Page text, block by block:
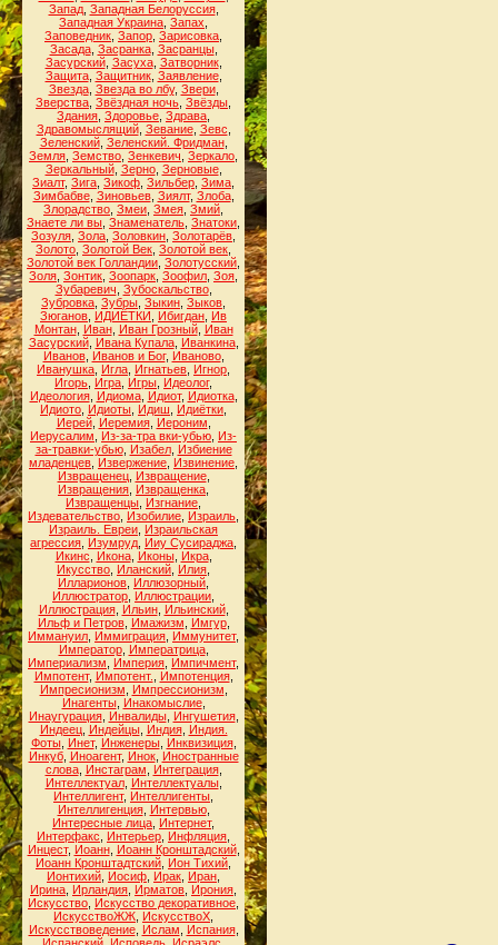
Запад, Западная Белоруссия,
Западная Украина Запах
Заповедник Запор Зарисовка
Засада, Засранка, Засранцы,
Засурский, Засуха, Затворник,
Защита, Защитник, Заявление,
Звезда, Звезда во лбу, Звери,
Зверства Звёздная ночь Звёзды
Здания Здоровье Здрава
Здравомыслящий, Зевание, Зевс
Зеленский, Зеленский. Фридман,
Земля Земство Зенкевич Зеркало
Зеркальный, Зерно, Зерновые,
Зиалт, Зига Зикоф Зильбер Зима
Зимбабве, Зиновьев, Зиялт, Злоба,
Злорадство Змеи Змея Змий
Знаете ли вы Знаменатель Знатоки
Зозуля Зола Золовкин Золотарёв
Золото Золотой Век Золотой век
Золотой век Голландии Золотусский
Золя Зонтик Зоопарк Зоофил Зоя
Зубаревич Зубоскальство,
Зубровка Зубры Зыкин Зыков
Зюганов ИДИЁТКИ Ибигдан Ив
Монтан, Иван, Иван Грозный, Иван
Засурский, Ивана Купала, Иванкина,
Иванов, Иванов и Бог, Иваново,
Иванушка Игла Игнатьев Игнор
Игорь Игра Игры Идеолог,
Идеология, Идиома, Идиот, Идиотка,
Идиото Идиоты Идиш Идиётки
Иерей, Иеремия, Иероним
Иерусалим
Из-за-тра вки-убью Из-
за-травки-убью, Изабел, Избиение
младенцев Извержение Извинение
Извращенец, Извращение,
Извращения Извращенка
Извращенцы Изгнание
Издевательство Изобилие Израиль
Израиль. Евреи Израильская
агрессия Изумруд Ииу Сусираджа
Икинс
Икона, Иконы, Икра,
Икусство Иланский Илия
Илларионов Иллюзорный
Иллюстратор Иллюстрации
Иллюстрация, Ильин, Ильинский,
Ильф и Петров, Имажизм Имгур,
Иммануил Иммиграция Иммунитет,
Император, Императрица,
Империализм
Империя Импичмент,
Импотент, Импотент. Импотенция,
Импресионизм
Импрессионизм
Инагенты, Инакомыслие,
Инаугурация, Инвалиды, Ингушетия,
Индеец, Индейцы, Индия, Индия.
Фоты, Инет, Инженеры, Инквизиция,
Инкуб, Иноагент, Инок, Иностранные
слова, Инстаграм Интеграция,
Интеллектуал, Интеллектуалы,
Интеллигент, Интеллигенты
Интеллигенция, Интервью,
Интересные лица Интернет,
Интерфакс
Интерьер Инфляция
Инцест, Иоанн, Иоанн Кронштадский,
Иоанн Кронштадтский Ион Тихий
Ионтихий Иосиф Ирак Иран
Ирина Ирландия Ирматов Ирония
Искусство Искусство декоративное
ИскусствоЖЖ ИскусствоХ
Искусствоведение, Ислам Испания,